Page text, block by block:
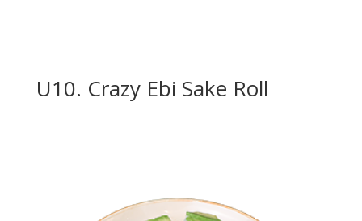
U10. Crazy Ebi Sake Roll